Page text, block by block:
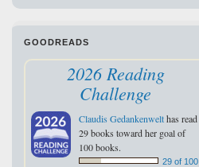
GOODREADS
2026 Reading
Challenge
Claudis Gedankenwelthas read
29 books toward her goal of
100 books.
29 of 100